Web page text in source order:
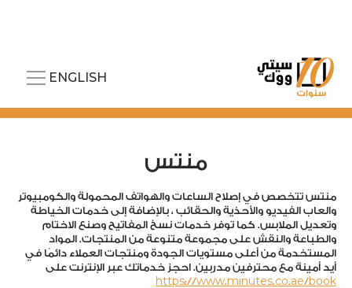
ENGLISH
منتس
منتس تتخصص في إصلاح الساعات والهواتف المحمولة والكومبيوتر
والعاب الفيديو والأحذية والحقائب ، بالإضافة إلى خدمات الخياطة
وتعديل الملابس. كما توفر خدمات نسخ المفاتيح وصنع الاختام
والطباعة والنقش على مجموعة متنوعة من المنتجات. المواد
المستخدمة من أعلى مستويات الجودة ومنتجات العملاء دائمًا في
أيد أمينة مع محترفين مدربين. احجز خدماتك عبر الإنترنت على
https://www.minutes.co.ae/book